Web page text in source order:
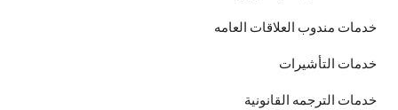
خدمات مندوب العلاقات العامه
خدمات التأشيرات
خدمات الترجمه القانونية